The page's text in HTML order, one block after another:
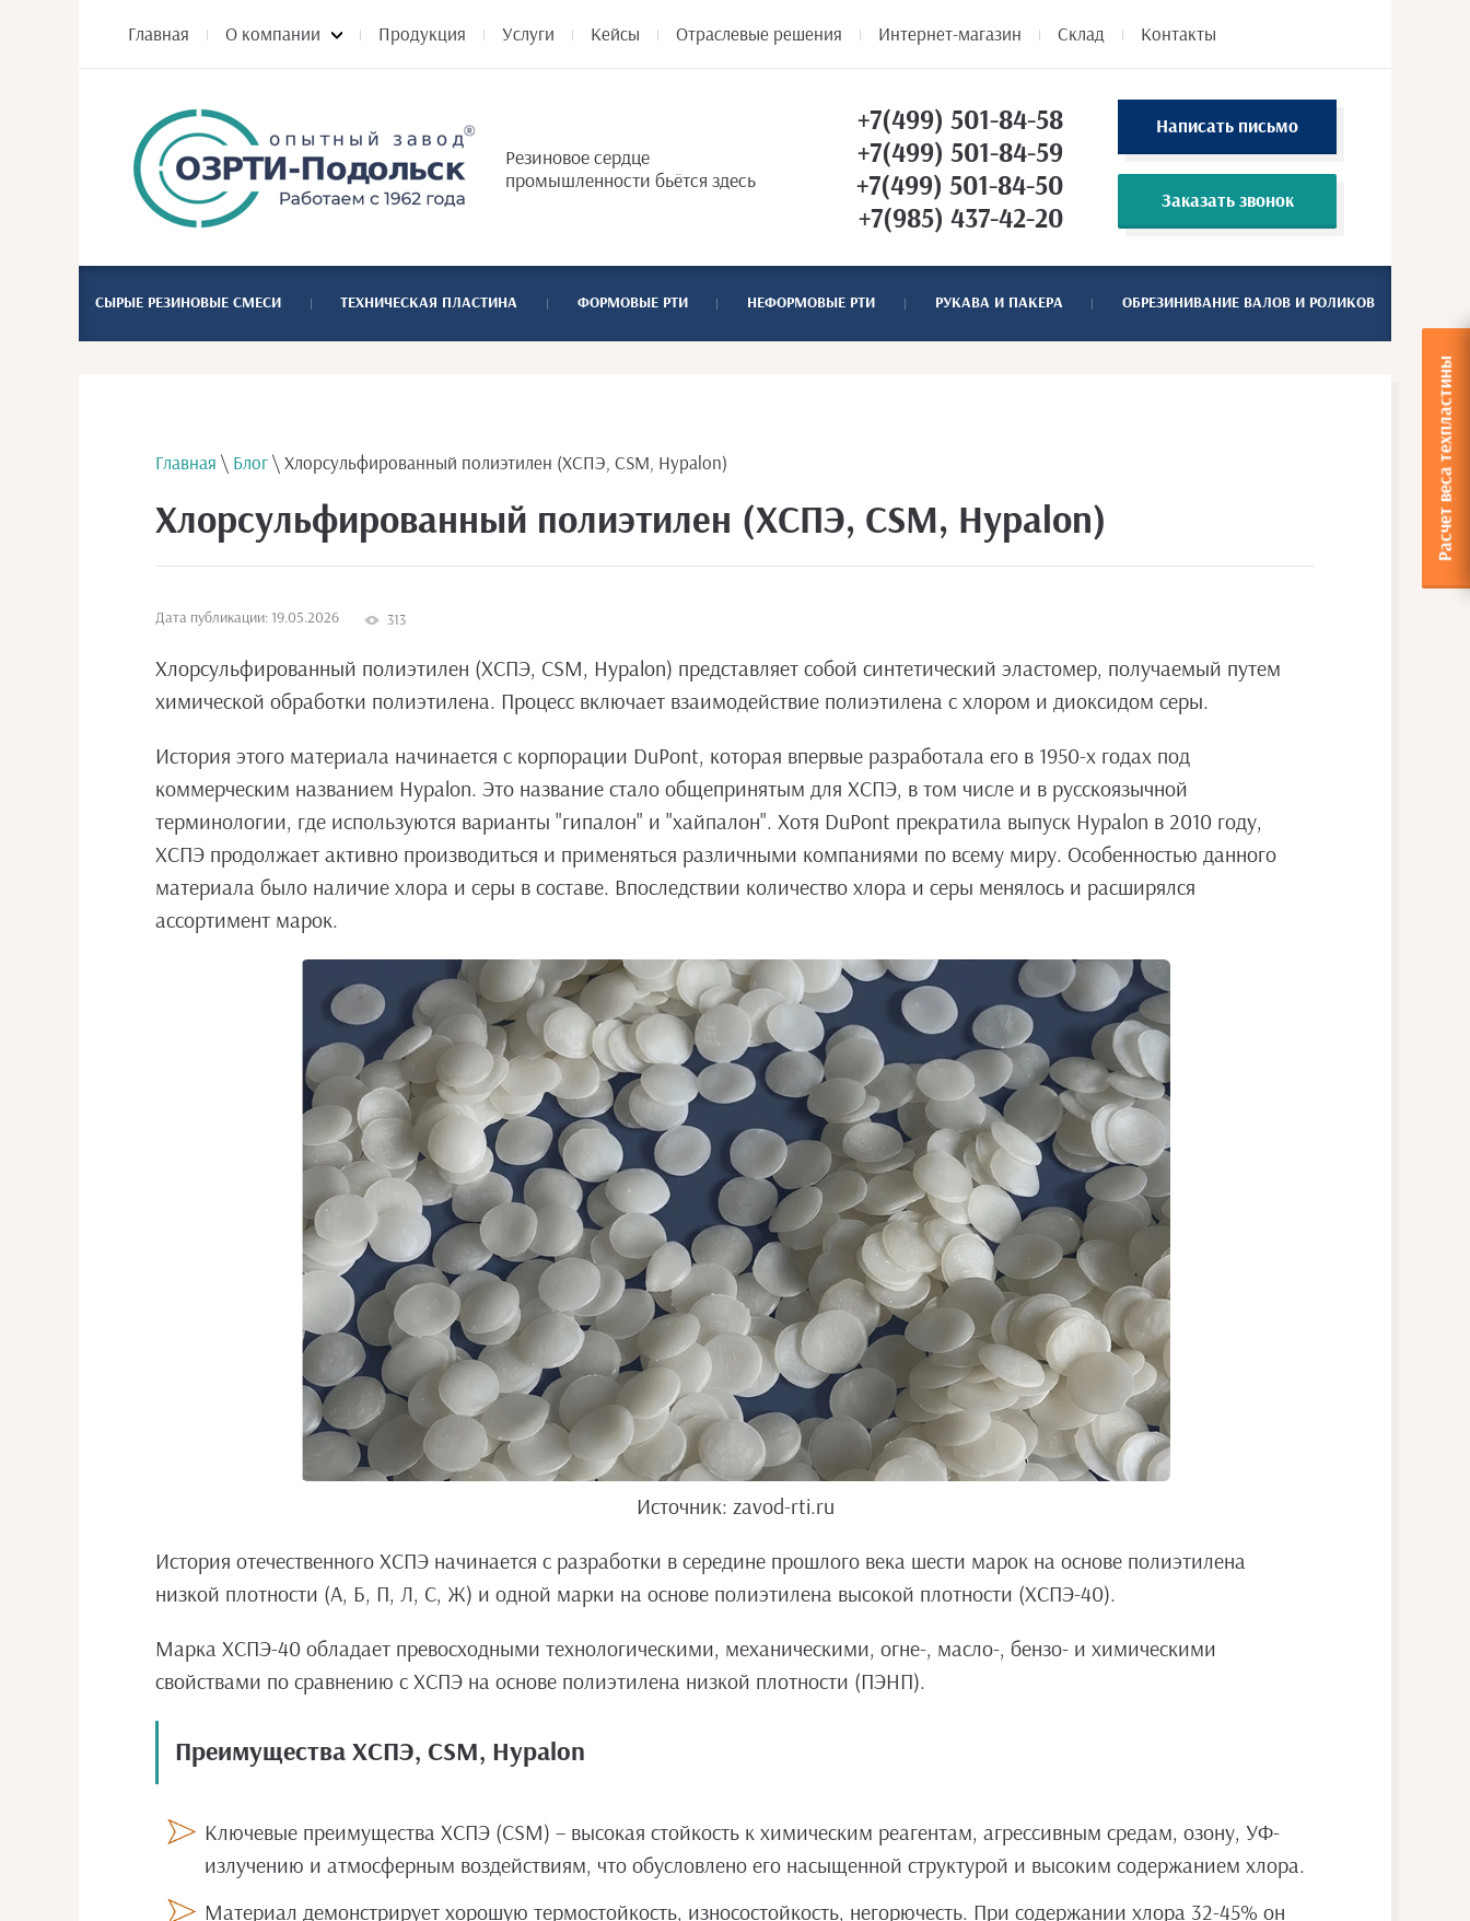
Расчет веса техпластины
Главная О компании Продукция Услуги Кейсы Отраслевые решения Интернет-магазин Склад Контакты
Резиновое сердце
промышленности бьётся здесь
+7(499) 501-84-58
+7(499) 501-84-59
+7(499) 501-84-50
+7(985) 437-42-20
Написать письмо
Заказать звонок
СЫРЫЕ РЕЗИНОВЫЕ СМЕСИ ТЕХНИЧЕСКАЯ ПЛАСТИНА ФОРМОВЫЕ РТИ НЕФОРМОВЫЕ РТИ РУКАВА И ПАКЕРА ОБРЕЗИНИВАНИЕ ВАЛОВ И РОЛИКОВ
Главная \ Блог \ Хлорсульфированный полиэтилен (ХСПЭ, CSM, Hypalon)
Хлорсульфированный полиэтилен (ХСПЭ, CSM, Hypalon)
Дата публикации: 19.05.2026 313
Хлорсульфированный полиэтилен (ХСПЭ, CSM, Hypalon) представляет собой синтетический эластомер, получаемый путем
химической обработки полиэтилена. Процесс включает взаимодействие полиэтилена с хлором и диоксидом серы.
История этого материала начинается с корпорации DuPont, которая впервые разработала его в 1950-х годах под
коммерческим названием Hypalon. Это название стало общепринятым для ХСПЭ, в том числе и в русскоязычной
терминологии, где используются варианты "гипалон" и "хайпалон". Хотя DuPont прекратила выпуск Hypalon в 2010 году,
ХСПЭ продолжает активно производиться и применяться различными компаниями по всему миру. Особенностью данного
материала было наличие хлора и серы в составе. Впоследствии количество хлора и серы менялось и расширялся
ассортимент марок.
Источник: zavod-rti.ru
История отечественного ХСПЭ начинается с разработки в середине прошлого века шести марок на основе полиэтилена
низкой плотности (А, Б, П, Л, С, Ж) и одной марки на основе полиэтилена высокой плотности (ХСПЭ-40).
Марка ХСПЭ-40 обладает превосходными технологическими, механическими, огне-, масло-, бензо- и химическими
свойствами по сравнению с ХСПЭ на основе полиэтилена низкой плотности (ПЭНП).
Преимущества ХСПЭ, CSM, Hypalon
Ключевые преимущества ХСПЭ (CSM) – высокая стойкость к химическим реагентам, агрессивным средам, озону, УФ-
излучению и атмосферным воздействиям, что обусловлено его насыщенной структурой и высоким содержанием хлора.
Материал демонстрирует хорошую термостойкость, износостойкость, негорючесть. При содержании хлора 32-45% он